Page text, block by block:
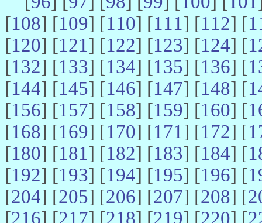
[108] [109] [110] [111] [112] [
[120] [121] [122] [123] [124] [
[132] [133] [134] [135] [136] [
[144] [145] [146] [147] [148] [
[156] [157] [158] [159] [160] [
[168] [169] [170] [171] [172] [
[180] [181] [182] [183] [184] [
[192] [193] [194] [195] [196] [
[204] [205] [206] [207] [208] [
[216] [217] [218] [219] [220] [